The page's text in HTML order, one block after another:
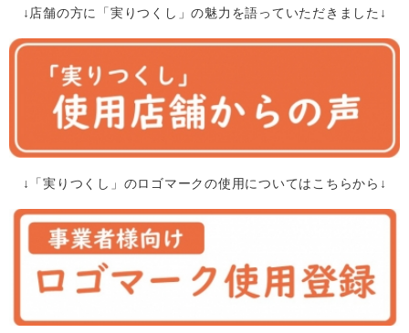
↓店舗の方に「実りつくし」の魅力を語っていただきました↓
↓「実りつくし」のロゴマークの使用についてはこちらから↓